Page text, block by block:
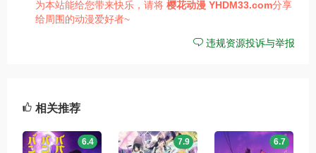
为本站能给您带来快乐，请将 樱花动漫 YHDM33.com分享
给周围的动漫爱好者~
违规资源投诉与举报
相关推荐
6.4 7.9 6.7